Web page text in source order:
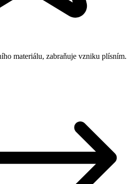
materiálu, zabraňuje vzniku plísním.